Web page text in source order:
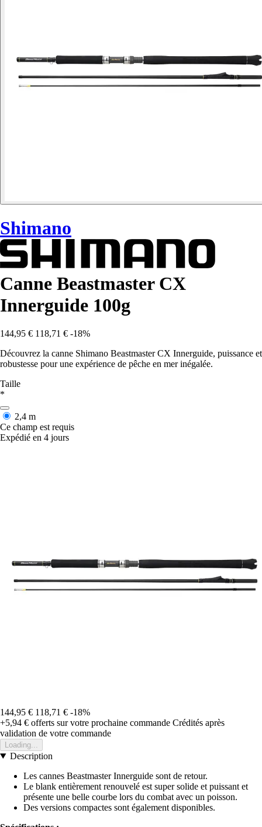
Shimano
Canne Beastmaster CX
Innerguide 100g
144,95 € 118,71 € -18%
Découvrez la canne Shimano Beastmaster CX Innerguide, puissance et
robustesse pour une expérience de pêche en mer inégalée.
Taille
*
2,4 m
Ce champ est requis
Expédié en 4 jours
144,95 € 118,71 € -18%
+5,94 € offerts sur votre prochaine commande Crédités après
validation de votre commande
Loading...
Description
Les cannes Beastmaster Innerguide sont de retour.
Le blank entièrement renouvelé est super solide et puissant et
présente une belle courbe lors du combat avec un poisson.
Des versions compactes sont également disponibles.